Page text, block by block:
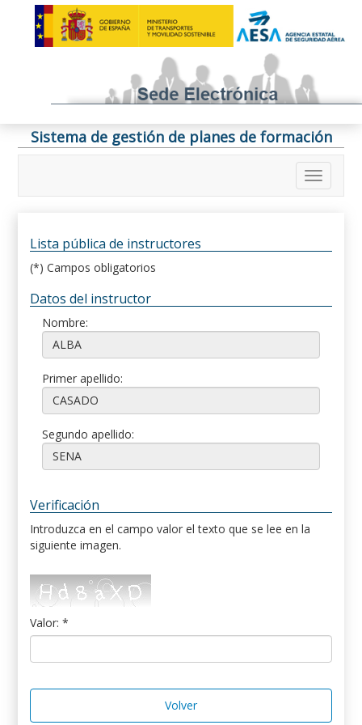
Sistema de gestión de planes de formación
Lista pública de instructores
(*) Campos obligatorios
Datos del instructor
Nombre:
Primer apellido:
Segundo apellido:
Verificación
Introduzca en el campo valor el texto que se lee en la
siguiente imagen.
Valor: *
Volver